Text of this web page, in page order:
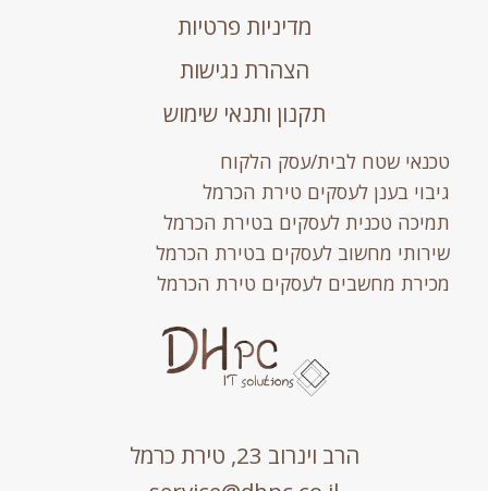
מדיניות פרטיות
הצהרת נגישות
תקנון ותנאי שימוש
טכנאי שטח לבית/עסק הלקוח
גיבוי בענן לעסקים טירת הכרמל
תמיכה טכנית לעסקים בטירת הכרמל
שירותי מחשוב לעסקים בטירת הכרמל
מכירת מחשבים לעסקים טירת הכרמל
הרב וינרוב 23, טירת כרמל